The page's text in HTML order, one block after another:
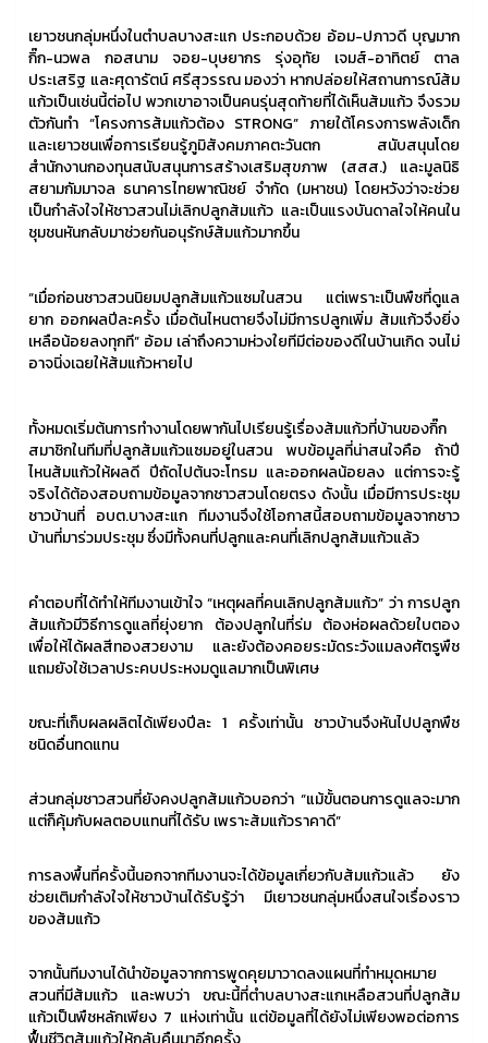
เยาวชนกลุ่มหนึ่งในตำบลบางสะแก ประกอบด้วย อ้อม-ปภาวดี บุญมาก
กิ๊ก-นวพล กอสนาม จอย-บุษยากร รุ่งอุทัย เจมส์-อาทิตย์ ตาล
ประเสริฐ และศุดารัตน์ ศรีสุวรรณ มองว่า หากปล่อยให้สถานการณ์ส้ม
แก้วเป็นเช่นนี้ต่อไป พวกเขาอาจเป็นคนรุ่นสุดท้ายที่ได้เห็นส้มแก้ว จึงรวม
ตัวกันทำ “โครงการส้มแก้วต้อง STRONG” ภายใต้โครงการพลังเด็ก
และเยาวชนเพื่อการเรียนรู้ภูมิสังคมภาคตะวันตก สนับสนุนโดย
สำนักงานกองทุนสนับสนุนการสร้างเสริมสุขภาพ (สสส.) และมูลนิธิ
สยามกัมมาจล ธนาคารไทยพาณิชย์ จำกัด (มหาชน) โดยหวังว่าจะช่วย
เป็นกำลังใจให้ชาวสวนไม่เลิกปลูกส้มแก้ว และเป็นแรงบันดาลใจให้คนใน
ชุมชนหันกลับมาช่วยกันอนุรักษ์ส้มแก้วมากขึ้น
“เมื่อก่อนชาวสวนนิยมปลูกส้มแก้วแซมในสวน แต่เพราะเป็นพืชที่ดูแล
ยาก ออกผลปีละครั้ง เมื่อต้นไหนตายจึงไม่มีการปลูกเพิ่ม ส้มแก้วจึงยิ่ง
เหลือน้อยลงทุกที” อ้อม เล่าถึงความห่วงใยทีมีต่อของดีในบ้านเกิด จนไม่
อาจนิ่งเฉยให้ส้มแก้วหายไป
ทั้งหมดเริ่มต้นการทำงานโดยพากันไปเรียนรู้เรื่องส้มแก้วที่บ้านของกิ๊ก
สมาชิกในทีมที่ปลูกส้มแก้วแซมอยู่ในสวน พบข้อมูลที่น่าสนใจคือ ถ้าปี
ไหนส้มแก้วให้ผลดี ปีถัดไปต้นจะโทรม และออกผลน้อยลง แต่การจะรู้
จริงได้ต้องสอบถามข้อมูลจากชาวสวนโดยตรง ดังนั้น เมื่อมีการประชุม
ชาวบ้านที่ อบต.บางสะแก ทีมงานจึงใช้โอกาสนี้สอบถามข้อมูลจากชาว
บ้านที่มาร่วมประชุม ซึ่งมีทั้งคนที่ปลูกและคนที่เลิกปลูกส้มแก้วแล้ว
คำตอบที่ได้ทำให้ทีมงานเข้าใจ “เหตุผลที่คนเลิกปลูกส้มแก้ว” ว่า การปลูก
ส้มแก้วมีวิธีการดูแลที่ยุ่งยาก ต้องปลูกในที่ร่ม ต้องห่อผลด้วยใบตอง
เพื่อให้ได้ผลสีทองสวยงาม และยังต้องคอยระมัดระวังแมลงศัตรูพืช
แถมยังใช้เวลาประคบประหงมดูแลมากเป็นพิเศษ
ขณะที่เก็บผลผลิตได้เพียงปีละ 1 ครั้งเท่านั้น ชาวบ้านจึงหันไปปลูกพืช
ชนิดอื่นทดแทน
ส่วนกลุ่มชาวสวนที่ยังคงปลูกส้มแก้วบอกว่า “แม้ขั้นตอนการดูแลจะมาก
แต่ก็คุ้มกับผลตอบแทนที่ได้รับ เพราะส้มแก้วราคาดี”
การลงพื้นที่ครั้งนี้นอกจากทีมงานจะได้ข้อมูลเกี่ยวกับส้มแก้วแล้ว ยัง
ช่วยเติมกำลังใจให้ชาวบ้านได้รับรู้ว่า มีเยาวชนกลุ่มหนึ่งสนใจเรื่องราว
ของส้มแก้ว
จากนั้นทีมงานได้นำข้อมูลจากการพูดคุยมาวาดลงแผนที่ทำหมุดหมาย
สวนที่มีส้มแก้ว และพบว่า ขณะนี้ที่ตำบลบางสะแกเหลือสวนที่ปลูกส้ม
แก้วเป็นพืชหลักเพียง 7 แห่งเท่านั้น แต่ข้อมูลที่ได้ยังไม่เพียงพอต่อการ